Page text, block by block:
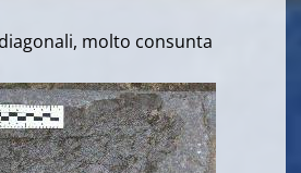
molto consunta